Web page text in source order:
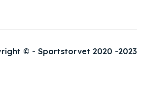
© - Sportstorvet 2020 -2023